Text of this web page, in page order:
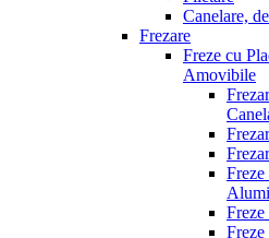
Canelare,
Frezare
Freze cu
Amovibile
Freze